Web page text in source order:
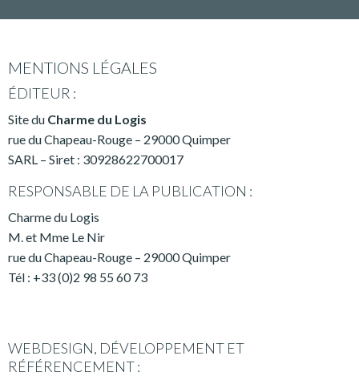
MENTIONS LÉGALES
ÉDITEUR :
Site du Charme du Logis
rue du Chapeau-Rouge – 29000 Quimper
SARL – Siret : 30928622700017
RESPONSABLE DE LA PUBLICATION :
Charme du Logis
M. et Mme Le Nir
rue du Chapeau-Rouge – 29000 Quimper
Tél : +33 (0)2 98 55 60 73
WEBDESIGN, DÉVELOPPEMENT ET
RÉFÉRENCEMENT :